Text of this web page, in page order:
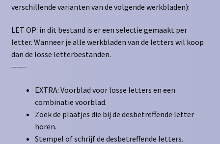
verschillende varianten van de volgende werkbladen):
LET OP: in dit bestand is er een selectie gemaakt per
letter. Wanneer je alle werkbladen van de letters wil koop
dan de losse letterbestanden.
——-
EXTRA: Voorblad voor losse letters en een
combinatie voorblad.
Zoek de plaatjes die bij de desbetreffende letter
horen.
Stempel of schrijf de desbetreffende letters.